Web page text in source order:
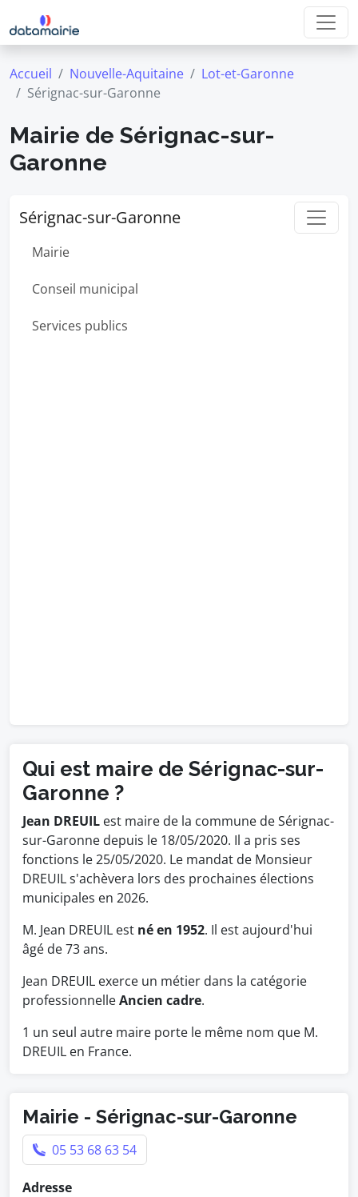
Accueil Nouvelle-Aquitaine
Lot-et-Garonne
Sérignac-sur-Garonne
Mairie de Sérignac-sur-
Garonne
Sérignac-sur-Garonne
Mairie
Conseil municipal
Services publics
Qui est maire de Sérignac-sur-
Garonne ?
Jean DREUIL est maire de la commune de Sérignac-
sur-Garonne depuis le 18/05/2020. Il a pris ses
fonctions le 25/05/2020. Le mandat de Monsieur
DREUIL s'achèvera lors des prochaines élections
municipales en 2026.
M. Jean DREUIL est né en 1952. Il est aujourd'hui
âgé de 73 ans.
Jean DREUIL exerce un métier dans la catégorie
professionnelleAncien cadre.
1 un seul autre maire porte le même nom que M.
DREUIL en France.
Mairie - Sérignac-sur-Garonne
05 53 68 63 54
Adresse